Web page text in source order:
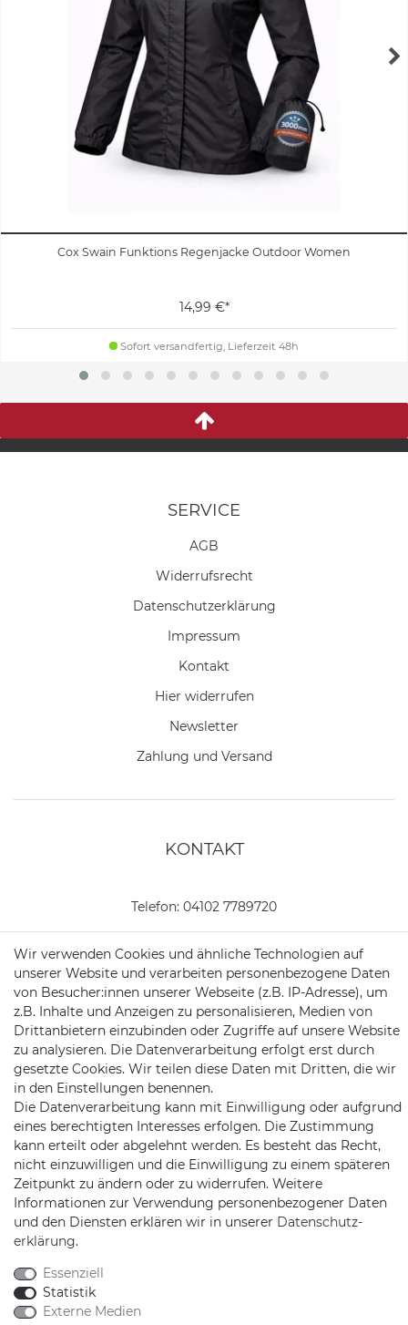
Cox Swain Funktions Regenjacke Outdoor Women
14,99 €*
Sofort versandfertig, Lieferzeit 48h
SERVICE
AGB
Widerrufs­recht
Daten­schutz­erklärung
Impressum
Kontakt
Hier widerrufen
Newsletter
Zahlung und Versand
KONTAKT
Telefon: 04102 7789720
Jochim-Klindt-Str. 5
22926 Ahrensburg
Schnellversand auf Facebook
Schnellversand auf Twitter
Schnellversand auf YouTube
Schnellversand auf
Schnellversand
2026 Schnellversand
*Alle Preise inkl. MwSt., zzgl. Versandkosten
Wir verwenden Cookies und ähnliche Technologien auf
unserer Website und verarbeiten personenbezogene Daten
von Besucher:innen unserer Webseite (z.B. IP-Adresse), um
z.B. Inhalte und Anzeigen zu personalisieren, Medien von
Drittanbietern einzubinden oder Zugriffe auf unsere Website
zu analysieren. Die Datenverarbeitung erfolgt erst durch
gesetzte Cookies. Wir teilen diese Daten mit Dritten, die wir
in den Einstellungen benennen.
Die Datenverarbeitung kann mit Einwilligung oder aufgrund
eines berechtigten Interesses erfolgen. Die Zustimmung
kann erteilt oder abgelehnt werden. Es besteht das Recht,
nicht einzuwilligen und die Einwilligung zu einem späteren
Zeitpunkt zu ändern oder zu widerrufen. Weitere
Informationen zur Verwendung personenbezogener Daten
und den Diensten erklären wir in unserer Daten­schutz­
erklärung.
Essenziell
Statistik
Externe Medien